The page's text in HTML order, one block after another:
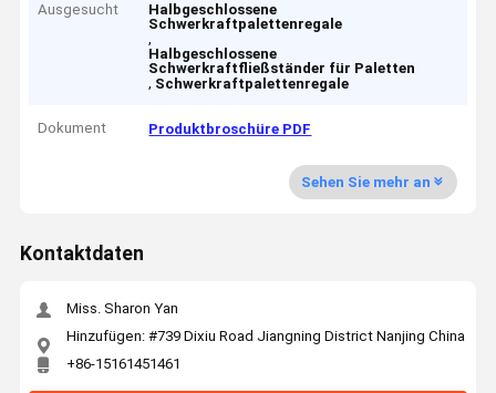
Ausgesucht
Halbgeschlossene
Schwerkraftpalettenregale
,
Halbgeschlossene
Schwerkraftfließständer für Paletten
, Schwerkraftpalettenregale
Dokument Produktbroschüre PDF
Sehen Sie mehr an
Kontaktdaten
Miss. Sharon Yan
Hinzufügen: #739 Dixiu Road Jiangning District Nanjing China
+86-15161451461